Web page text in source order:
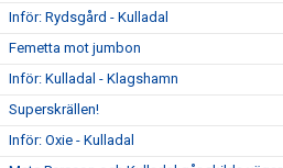
Inför: Rydsgård - Kulladal
Femetta mot jumbon
Inför: Kulladal - Klagshamn
Superskrällen!
Inför: Oxie - Kulladal